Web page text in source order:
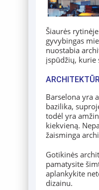
Šiaurės
gyvybingas
nuostabia
įspūdžių, kurie
Barselona yra
bazilika,
todėl yra
kiekvieną.
žaisminga
Gotikinės
pamatysite
aplankykite
dizainu.